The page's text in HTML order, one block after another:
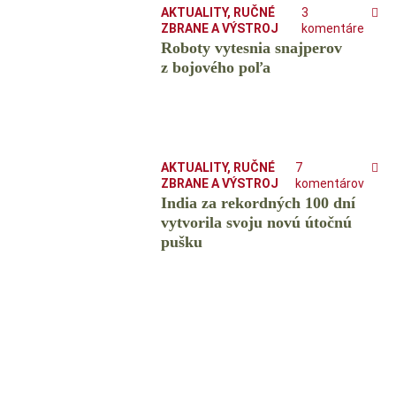
AKTUALITY, RUČNÉ
ZBRANE A VÝSTROJ
3
komentáre
Roboty vytesnia snajperov
z bojového poľa
AKTUALITY, RUČNÉ
ZBRANE A VÝSTROJ
7
komentárov
India za rekordných 100 dní
vytvorila svoju novú útočnú
pušku